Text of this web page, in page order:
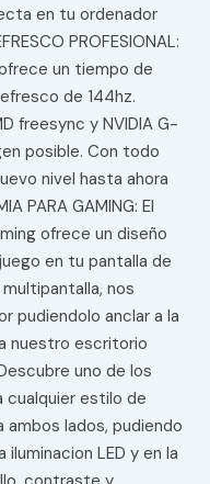
en tu ordenador
PROFESIONAL:
un tiempo de
de 144hz.
freesync y NVIDIA G-
posible. Con todo
nivel hasta ahora
PARA GAMING: El
ofrece un diseño
en tu pantalla de
nos
pudiendolo anclar a la
nuestro escritorio
uno de los
cualquier estilo de
ambos lados, pudiendo
LED y en la